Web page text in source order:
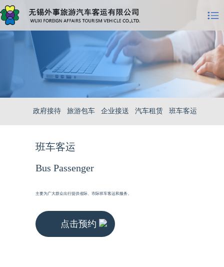
政府接待 旅游包车 企业接送 汽车租赁 班车客运
班车客运
Bus Passenger
主要为广大群众出行提供省际、市际班车客运和服务。
点击预约